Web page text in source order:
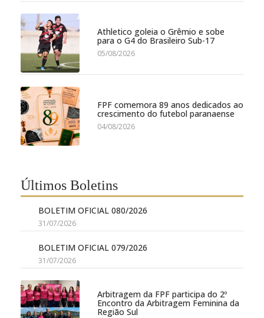
Athletico goleia o Grêmio e sobe
para o G4 do Brasileiro Sub-17
05/08/2026
FPF comemora 89 anos dedicados ao
crescimento do futebol paranaense
04/08/2026
Últimos Boletins
BOLETIM OFICIAL 080/2026
31/07/2026
BOLETIM OFICIAL 079/2026
31/07/2026
Arbitragem da FPF participa do 2º
Encontro da Arbitragem Feminina da
Região Sul